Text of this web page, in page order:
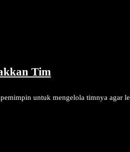
Tim
untuk mengelola timnya